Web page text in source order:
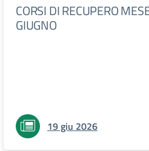
CORSI DI RECUPERO
GIUGNO
19 giu 2026